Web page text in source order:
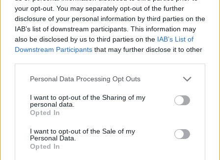
your opt-out. You may separately opt-out of the further
disclosure of your personal information by third parties on the
IAB’s list of downstream participants. This information may
also be disclosed by us to third parties on the IAB’s List of
Downstream Participants that may further disclose it to other
Personal Data Processing Opt Outs
I want to opt-out of the Sharing of my
personal data.
Opted In
I want to opt-out of the Sale of my
Personal Data.
Opted In
Calvisano)
2020Non assegnato
2021 Alessandro Ciofani (Rugby Viadana 1970)
2022 Simone Gesi (HBS Colorno)
2023 Giovanni Montemauri (FEMI-CZ Rovigo)
2024 Samuele Locatelli (Rugby Viadana 1970)